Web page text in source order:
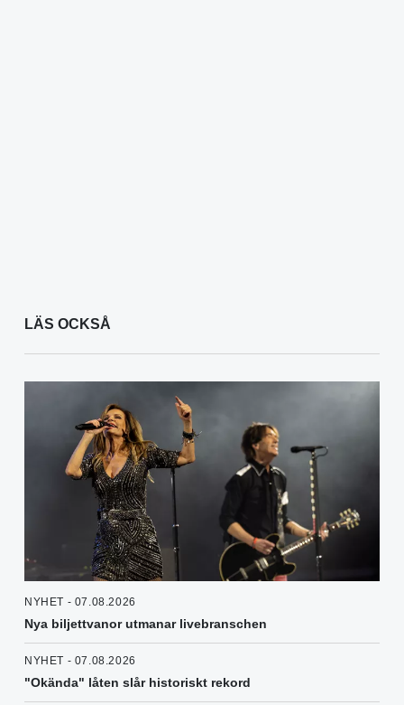
LÄS OCKSÅ
NYHET - 07.08.2026
Nya biljettvanor utmanar livebranschen
NYHET - 07.08.2026
"Okända" låten slår historiskt rekord